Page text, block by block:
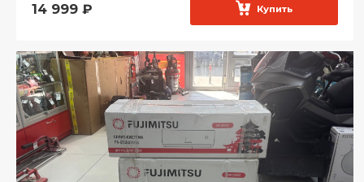
14 999 ₽ Купить